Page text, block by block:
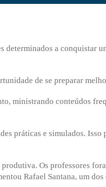
a conquistar
de se preparar
ministrando conteúdos
práticas e simulados. Isso
Os professores
Rafael Santana, um dos